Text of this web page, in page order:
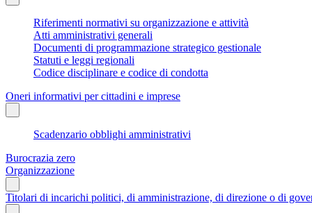
Riferimenti normativi su organizzazione e attività
Atti amministrativi generali
Documenti di programmazione strategico gestionale
Statuti e leggi regionali
Codice disciplinare e codice di condotta
Oneri informativi per cittadini e imprese
Scadenzario obblighi amministrativi
Burocrazia zero
Organizzazione
Titolari di incarichi politici, di amministrazione, di direzione o di